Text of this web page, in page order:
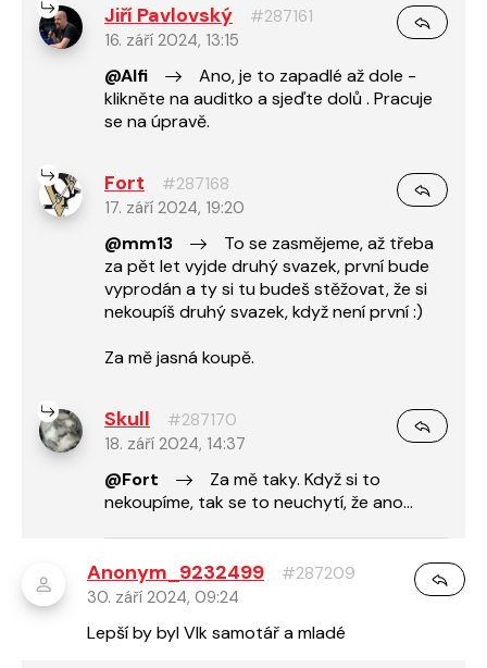
Jiří Pavlovský
#287161
16. září 2024, 13:15
@Alfi
Ano, je to zapadlé až dole -
klikněte na auditko a sjeďte dolů . Pracuje
se na úpravě.
Fort
#287168
17. září 2024, 19:20
@mm13
To se zasmějeme, až třeba
za pět let vyjde druhý svazek, první bude
vyprodán a ty si tu budeš stěžovat, že si
nekoupíš druhý svazek, když není první :)
Za mě jasná koupě.
Skull
#287170
18. září 2024, 14:37
@Fort
Za mě taky. Když si to
nekoupíme, tak se to neuchytí, že ano...
Anonym_9232499
#287209
30. září 2024, 09:24
Lepší by byl Vlk samotář a mladé